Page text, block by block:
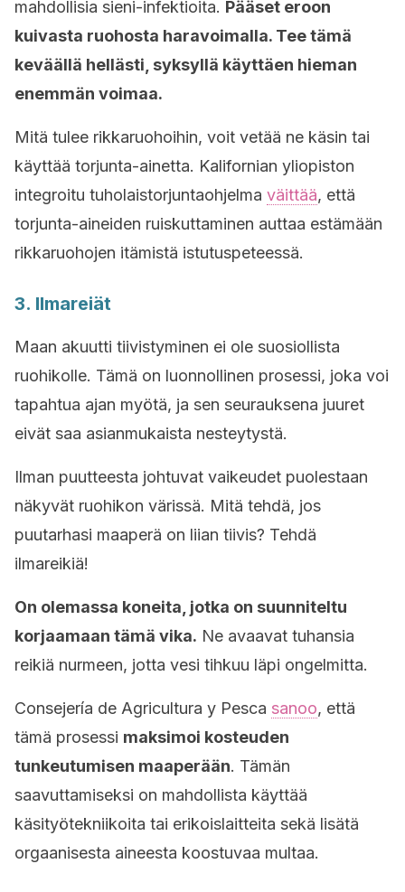
mahdollisia sieni-infektioita. Pääset eroon
kuivasta ruohosta haravoimalla. Tee tämä
keväällä hellästi, syksyllä käyttäen hieman
enemmän voimaa.
Mitä tulee rikkaruohoihin, voit vetää ne käsin tai
käyttää torjunta-ainetta. Kalifornian yliopiston
integroitu tuholaistorjuntaohjelma väittää, että
torjunta-aineiden ruiskuttaminen auttaa estämään
rikkaruohojen itämistä istutuspeteessä.
3. Ilmareiät
Maan akuutti tiivistyminen ei ole suosiollista
ruohikolle. Tämä on luonnollinen prosessi, joka voi
tapahtua ajan myötä, ja sen seurauksena juuret
eivät saa asianmukaista nesteytystä.
Ilman puutteesta johtuvat vaikeudet puolestaan
näkyvät ruohikon värissä. Mitä tehdä, jos
puutarhasi maaperä on liian tiivis? Tehdä
ilmareikiä!
On olemassa koneita, jotka on suunniteltu
korjaamaan tämä vika. Ne avaavat tuhansia
reikiä nurmeen, jotta vesi tihkuu läpi ongelmitta.
Consejería de Agricultura y Pesca sanoo, että
tämä prosessi maksimoi kosteuden
tunkeutumisen maaperään. Tämän
saavuttamiseksi on mahdollista käyttää
käsityötekniikoita tai erikoislaitteita sekä lisätä
orgaanisesta aineesta koostuvaa multaa.